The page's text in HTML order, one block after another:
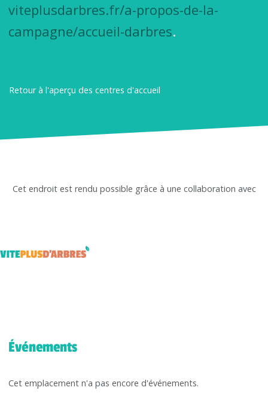
viteplusdarbres.fr/a-propos-de-la-
campagne/accueil-darbres.
Retour à l'aperçu des centres d'accueil
Cet endroit est rendu possible grâce à une collaboration avec
Événements
Cet emplacement n'a pas encore d'événements.